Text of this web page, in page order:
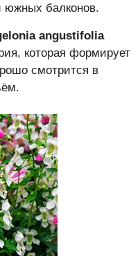
южных балконов.
angustifolia
которая формирует
смотрится в